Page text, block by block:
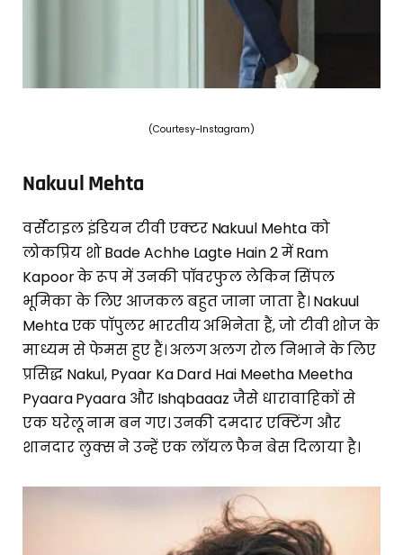
(Courtesy-Instagram)
Nakuul Mehta
वर्सेटाइल इंडियन टीवी एक्टर Nakuul Mehta को
लोकप्रिय शो Bade Achhe Lagte Hain 2 में Ram
Kapoor के रूप में उनकी पॉवरफुल लेकिन सिंपल
भूमिका के लिए आजकल बहुत जाना जाता है। Nakuul
Mehta एक पॉपुलर भारतीय अभिनेता हैं, जो टीवी शोज के
माध्यम से फेमस हुए हैं। अलग अलग रोल निभाने के लिए
प्रसिद्ध Nakul, Pyaar Ka Dard Hai Meetha Meetha
Pyaara Pyaara और Ishqbaaaz जैसे धारावाहिकों से
एक घरेलू नाम बन गए। उनकी दमदार एक्टिंग और
शानदार लुक्स ने उन्हें एक लॉयल फैन बेस दिलाया है।